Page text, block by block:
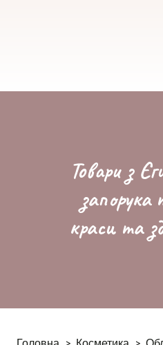
Товари з
запорука
краси та